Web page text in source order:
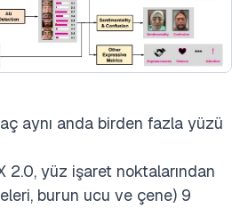
aynı anda birden fazla yüzü
2.0, yüz işaret noktalarından
burun ucu ve çene) 9